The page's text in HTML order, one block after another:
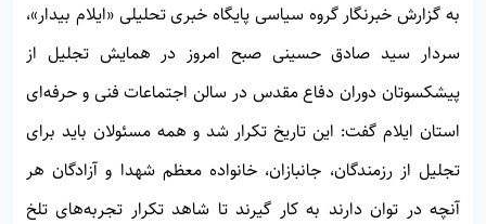
به گزارش خبرنگار گروه سیاسی پایگاه خبری تحلیلی «ایلام بیدار»،
سردار سید صادق حسینی صبح امروز در همایش تجلیل از
پیشکسوتان دوران دفاع مقدس در سالن اجتماعات فنی و حرفه‌ای
استان ایلام گفت: این تاریخ تکرار شد و همه مسئولان باید برای
تجلیل از رزمندگان، جانبازان، خانواده معظم شهدا و آزادگان هر
آنچه در توان دارند به کار گیرند تا شاهد تکرار تجربه‌های تلخ